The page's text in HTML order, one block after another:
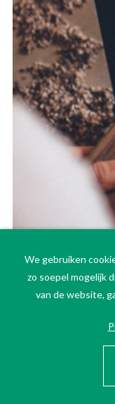
We gebruiken
zo soepel mogelijk
van de website,